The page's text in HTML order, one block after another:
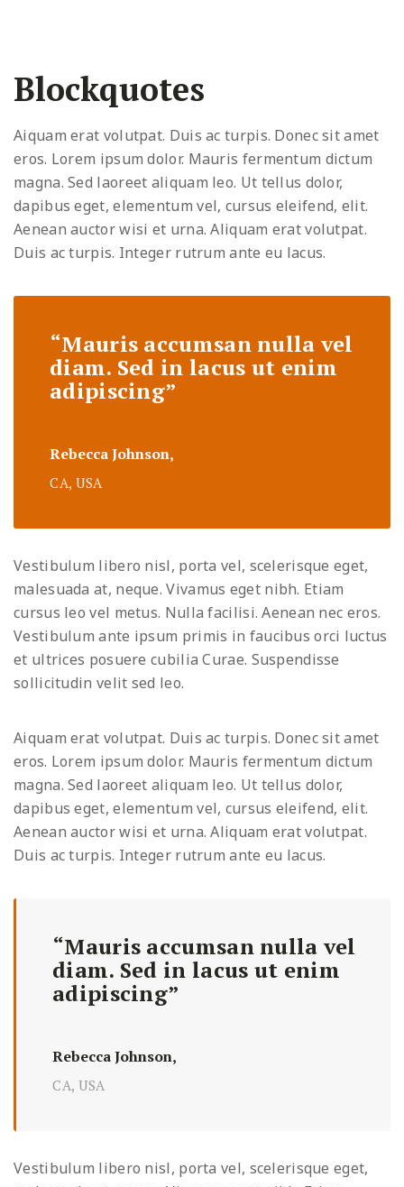
Blockquotes
Aiquam erat volutpat. Duis ac turpis. Donec sit amet
eros. Lorem ipsum dolor. Mauris fermentum dictum
magna. Sed laoreet aliquam leo. Ut tellus dolor,
dapibus eget, elementum vel, cursus eleifend, elit.
Aenean auctor wisi et urna. Aliquam erat volutpat.
Duis ac turpis. Integer rutrum ante eu lacus.
“Mauris accumsan nulla vel
diam. Sed in lacus ut enim
adipiscing”
Rebecca Johnson,
CA, USA
Vestibulum libero nisl, porta vel, scelerisque eget,
malesuada at, neque. Vivamus eget nibh. Etiam
cursus leo vel metus. Nulla facilisi. Aenean nec eros.
Vestibulum ante ipsum primis in faucibus orci luctus
et ultrices posuere cubilia Curae. Suspendisse
sollicitudin velit sed leo.
Aiquam erat volutpat. Duis ac turpis. Donec sit amet
eros. Lorem ipsum dolor. Mauris fermentum dictum
magna. Sed laoreet aliquam leo. Ut tellus dolor,
dapibus eget, elementum vel, cursus eleifend, elit.
Aenean auctor wisi et urna. Aliquam erat volutpat.
Duis ac turpis. Integer rutrum ante eu lacus.
“Mauris accumsan nulla vel
diam. Sed in lacus ut enim
adipiscing”
Rebecca Johnson,
CA, USA
Vestibulum libero nisl, porta vel, scelerisque eget,